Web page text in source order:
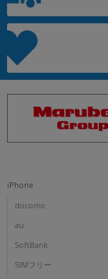
iPhone
docomo
au
SoftBank
SIMフリー